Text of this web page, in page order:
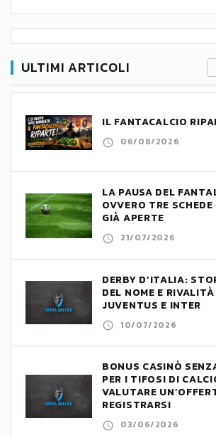
ULTIMI ARTICOLI
IL FANTACALCIO
06/08/2026
LA PAUSA DEL
OVVERO TRE
GIÀ APERTE
21/07/2026
DERBY D’ITALIA:
DEL NOME E
JUVENTUS E INTER
10/07/2026
BONUS CASINÒ
PER I TIFOSI DI
VALUTARE
REGISTRARSI
03/06/2026